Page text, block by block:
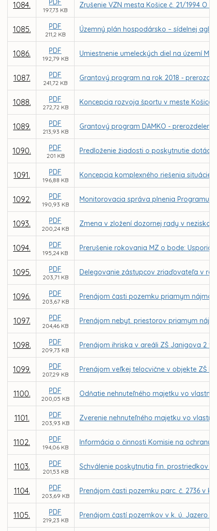
1084. PDF
197,73 KB
Zrušenie VZN mesta Košice č. 21/1994 O
1085. PDF
211,2 KB
Územný plán hospodársko – sídelnej
1086. PDF
192,79 KB
Umiestnenie umeleckých diel na území
1087. PDF
241,72 KB
Grantový program na rok 2018 -
1088. PDF
272,72 KB
Koncepcia rozvoja športu v meste Košice
1089. PDF
213,93 KB
Grantový program DAMKO -
1090. PDF
201 KB
Predloženie žiadosti o poskytnutie
1091. PDF
196,88 KB
Koncepcia komplexného riešenia
1092. PDF
190,93 KB
Monitorovacia správa plnenia Programu
1093. PDF
200,24 KB
Zmena v zložení dozornej rady v
1094. PDF
195,24 KB
Prerušenie rokovania MZ o bode:
1095. PDF
203,71 KB
Delegovanie zástupcov zriaďovateľa v
1096. PDF
203,67 KB
Prenájom časti pozemku priamym
1097. PDF
204,46 KB
Prenájom nebyt. priestorov priamym
1098. PDF
209,73 KB
Prenájom ihriska v areáli ZŠ Janigova 2
1099. PDF
207,29 KB
Prenájom veľkej telocvične v objekte ZŠ
1100. PDF
200,05 KB
Odňatie nehnuteľného majetku vo
1101. PDF
203,93 KB
Zverenie nehnuteľného majetku vo
1102. PDF
194,06 KB
Informácia o činnosti Komisie na ochranu
1103. PDF
201,53 KB
Schválenie poskytnutia fin. prostriedkov
1104. PDF
203,69 KB
Prenájom časti pozemku parc. č. 2736 v
1105. PDF
219,23 KB
Prenájom častí pozemkov v k. ú. Jazero